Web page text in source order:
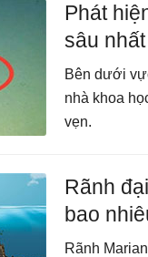
Phát
sâu
Bên dưới
nhà khoa
vẹn.
Rãnh
bao
Rãnh